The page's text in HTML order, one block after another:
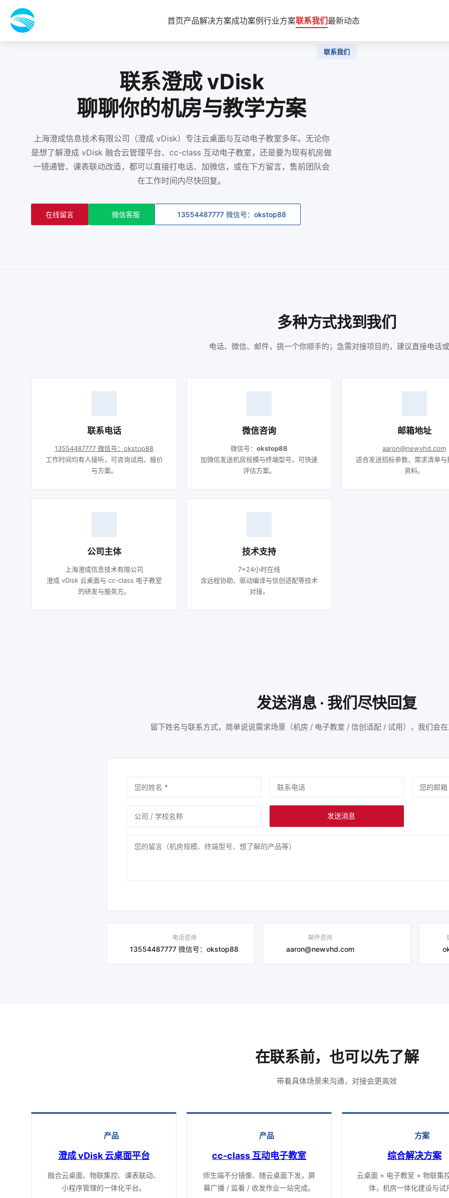
首页产品解决方案成功案例行业方案联系我们最新动态
联系我们
联系澄成 vDisk
聊聊你的机房与教学方案
上海澄成信息技术有限公司（澄成 vDisk）专注云桌面与互动电子教室多年。无论你
是想了解澄成 vDisk 融合云管理平台、cc-class 互动电子教室，还是要为现有机房做
一镜通管、课表联动改造，都可以直接打电话、加微信，或在下方留言，售前团队会
在工作时间内尽快回复。
在线留言 微信客服 13554487777 微信号：okstop88
多种方式找到我们
电话、微信、邮件，挑一个你顺手的；急需对接项目的，建议直接电话
联系电话
13554487777 微信号：okstop88
工作时间均有人接听，可咨询试用、报价
与方案。
微信咨询
微信号：okstop88
加微信发送机房规模与终端型号，可快速
评估方案。
邮箱地址
aaron@newvhd.com
适合发送招标参数、需求清单与
资料。
公司主体
上海澄成信息技术有限公司
澄成 vDisk 云桌面与 cc-class 电子教室
的研发与服务方。
技术支持
7×24小时在线
含远程协助、驱动编译与信创适配等技术
对接。
发送消息 · 我们尽快回复
留下姓名与联系方式，简单说说需求场景（机房 / 电子教室 / 信创适配 / 试用），我们会
发送消息
电话咨询
13554487777 微信号：okstop88
邮件咨询
aaron@newvhd.com
在联系前，也可以先了解
带着具体场景来沟通，对接会更高效
产品
澄成 vDisk 云桌面平台
融合云桌面、物联集控、课表联动、
小程序管理的一体化平台。
产品
cc-class 互动电子教室
师生端不分镜像、随云桌面下发，屏
幕广播 / 监看 / 收发作业一站完成。
方案
综合解决方案
云桌面 + 电子教室 + 物联集
体，机房一体化建设与试